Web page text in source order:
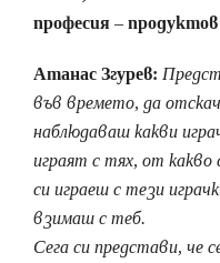
професия –
Атанас Згурев:
във времето, да
наблюдаваш какви
играят с тях, от
си играеш с тези
взимаш с теб.
Сега си представи,